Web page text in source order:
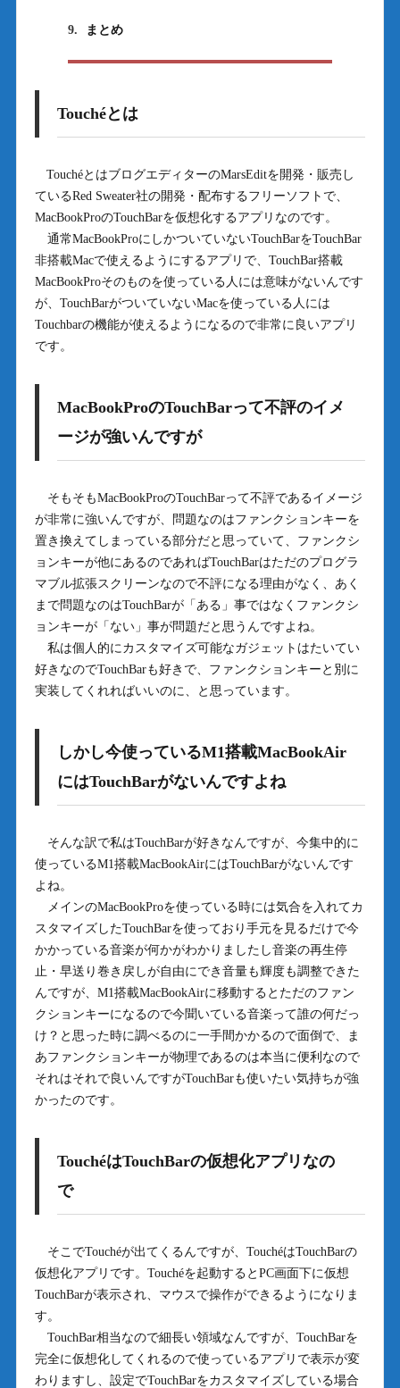
9. まとめ
Touchéとは
TouchéとはブログエディターのMarsEditを開発・販売し
ているRed Sweater社の開発・配布するフリーソフトで、
MacBookProのTouchBarを仮想化するアプリなのです。
通常MacBookProにしかついていないTouchBarをTouchBar
非搭載Macで使えるようにするアプリで、TouchBar搭載
MacBookProそのものを使っている人には意味がないんです
が、TouchBarがついていないMacを使っている人には
Touchbarの機能が使えるようになるので非常に良いアプリ
です。
MacBookProのTouchBarって不評のイメ
ージが強いんですが
そもそもMacBookProのTouchBarって不評であるイメージ
が非常に強いんですが、問題なのはファンクションキーを
置き換えてしまっている部分だと思っていて、ファンクシ
ョンキーが他にあるのであればTouchBarはただのプログラ
マブル拡張スクリーンなので不評になる理由がなく、あく
まで問題なのはTouchBarが「ある」事ではなくファンクシ
ョンキーが「ない」事が問題だと思うんですよね。
私は個人的にカスタマイズ可能なガジェットはたいてい
好きなのでTouchBarも好きで、ファンクションキーと別に
実装してくれればいいのに、と思っています。
しかし今使っているM1搭載MacBookAir
にはTouchBarがないんですよね
そんな訳で私はTouchBarが好きなんですが、今集中的に
使っているM1搭載MacBookAirにはTouchBarがないんです
よね。
メインのMacBookProを使っている時には気合を入れてカ
スタマイズしたTouchBarを使っており手元を見るだけで今
かかっている音楽が何かがわかりましたし音楽の再生停
止・早送り巻き戻しが自由にでき音量も輝度も調整できた
んですが、M1搭載MacBookAirに移動するとただのファン
クションキーになるので今聞いている音楽って誰の何だっ
け？と思った時に調べるのに一手間かかるので面倒で、ま
あファンクションキーが物理であるのは本当に便利なので
それはそれで良いんですがTouchBarも使いたい気持ちが強
かったのです。
TouchéはTouchBarの仮想化アプリなの
で
そこでTouchéが出てくるんですが、TouchéはTouchBarの
仮想化アプリです。Touchéを起動するとPC画面下に仮想
TouchBarが表示され、マウスで操作ができるようになりま
す。
TouchBar相当なので細長い領域なんですが、TouchBarを
完全に仮想化してくれるので使っているアプリで表示が変
わりますし、設定でTouchBarをカスタマイズしている場合